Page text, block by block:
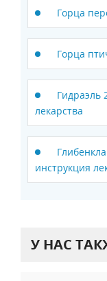
Горца
Горца
Гидраэль
лекарства
инструкция
У НАС